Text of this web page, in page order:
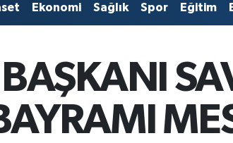
Ekonomi Sağlık Spor Eğitim
BAŞKANI